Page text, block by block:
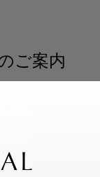
ご案内
便利にご利用い